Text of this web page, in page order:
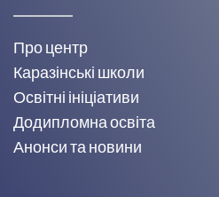
Про центр
Каразінські школи
Освітні ініціативи
Додипломна освіта
Анонси та новини